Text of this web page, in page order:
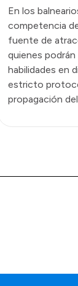
En los
competencia
fuente de
quienes
habilidades en
estricto
propagación